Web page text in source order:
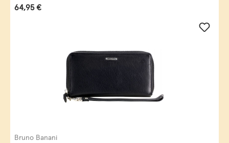
Regulärer Preis:
64,95 €
Bruno Banani